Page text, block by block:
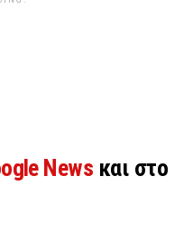
News και στο